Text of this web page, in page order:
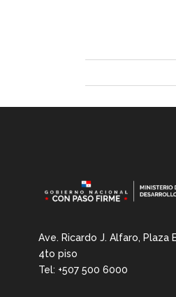
Ave. Ricardo J. Alfaro, Plaza
4to piso
Tel: +507 500 6000